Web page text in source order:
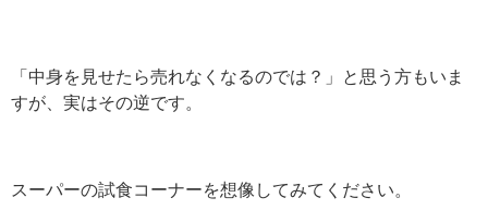
「中身を見せたら売れなくなるのでは？」と思う方もいま
すが、実はその逆です。
スーパーの試食コーナーを想像してみてください。